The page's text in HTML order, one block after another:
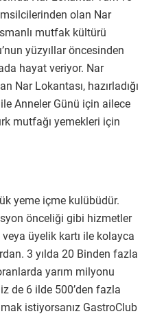
olan Nar
mutfak kültürü
yüzyıllar öncesinden
hayat veriyor. Nar
Nar Lokantası, hazırladığı
Anneler Günü için ailece
mutfağı yemekleri için
yeme içme kulübüdür.
önceliği gibi hizmetler
üyelik kartı ile kolayca
3 yılda 20 Binden fazla
yarım milyonu
de 6 ilde 500’den fazla
istiyorsanız GastroClub